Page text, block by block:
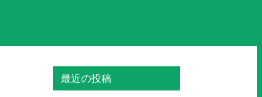
最近の投稿